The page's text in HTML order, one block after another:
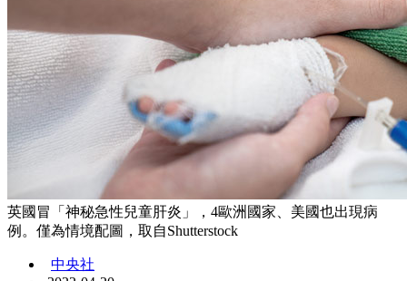
英國冒「神秘急性兒童肝炎」，4歐洲國家、美國也出現病
例。僅為情境配圖，取自Shutterstock
中央社